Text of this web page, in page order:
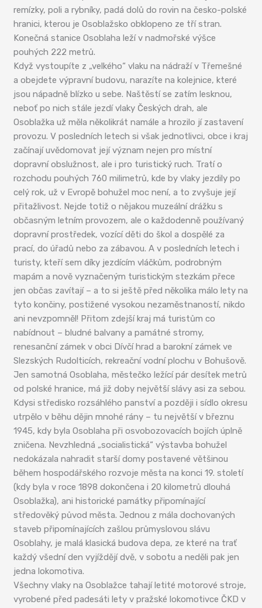
remízky, poli a rybníky, padá dolů do rovin na česko-polské
hranici, kterou je Osoblažsko obklopeno ze tří stran.
Konečná stanice Osoblaha leží v nadmořské výšce
pouhých 222 metrů.
Když vystoupíte z „velkého“ vlaku na nádraží v Třemešné
a obejdete výpravní budovu, narazíte na kolejnice, které
jsou nápadně blízko u sebe. Naštěstí se zatím lesknou,
neboť po nich stále jezdí vlaky Českých drah, ale
Osoblažka už měla několikrát namále a hrozilo jí zastavení
provozu. V posledních letech si však jednotlivci, obce i kraj
začínají uvědomovat její význam nejen pro místní
dopravní obslužnost, ale i pro turistický ruch. Tratí o
rozchodu pouhých 760 milimetrů, kde by vlaky jezdily po
celý rok, už v Evropě bohužel moc není, a to zvyšuje její
přitažlivost. Nejde totiž o nějakou muzeální drážku s
občasným letním provozem, ale o každodenně používaný
dopravní prostředek, vozící děti do škol a dospělé za
prací, do úřadů nebo za zábavou. A v posledních letech i
turisty, kteří sem díky jezdícím vláčkům, podrobným
mapám a nově vyznačeným turistickým stezkám přece
jen občas zavítají – a to si ještě před několika málo lety na
tyto končiny, postižené vysokou nezaměstnaností, nikdo
ani nevzpomněl! Přitom zdejší kraj má turistům co
nabídnout – bludné balvany a památné stromy,
renesanční zámek v obci Dívčí hrad a barokní zámek ve
Slezských Rudolticích, rekreační vodní plochu v Bohušově.
Jen samotná Osoblaha, městečko ležící pár desítek metrů
od polské hranice, má již doby největší slávy asi za sebou.
Kdysi středisko rozsáhlého panství a později i sídlo okresu
utrpělo v běhu dějin mnohé rány – tu největší v březnu
1945, kdy byla Osoblaha při osvobozovacích bojích úplně
zničena. Nevzhledná „socialistická“ výstavba bohužel
nedokázala nahradit starší domy postavené většinou
během hospodářského rozvoje města na konci 19. století
(kdy byla v roce 1898 dokončena i 20 kilometrů dlouhá
Osoblažka), ani historické památky připomínající
středověký původ města. Jednou z mála dochovaných
staveb připomínajících zašlou průmyslovou slávu
Osoblahy, je malá klasická budova depa, ze které na trať
každý všední den vyjíždějí dvě, v sobotu a neděli pak jen
jedna lokomotiva.
Všechny vlaky na Osoblažce tahají letité motorové stroje,
vyrobené před padesáti lety v pražské lokomotivce ČKD v